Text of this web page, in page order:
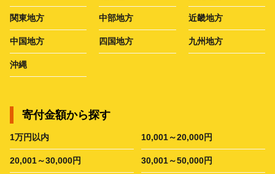
関東地方 中部地方 近畿地方
中国地方 四国地方 九州地方
沖縄
寄付金額から探す
1万円以内 10,001～20,000円
20,001～30,000円 30,001～50,000円